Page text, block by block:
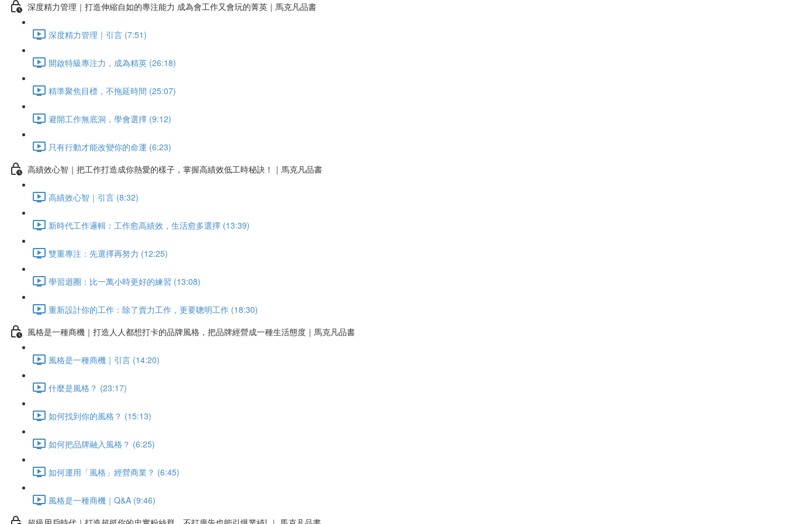
深度精力管理｜打造伸縮自如的專注能力 成為會工作又會玩的菁英｜馬克凡品書
深度精力管理｜引言 (7:51)
開啟特級專注力，成為精英 (26:18)
精準聚焦目標，不拖延時間 (25:07)
避開工作無底洞，學會選擇 (9:12)
只有行動才能改變你的命運 (6:23)
高績效心智｜把工作打造成你熱愛的樣子，掌握高績效低工時秘訣！｜馬克凡品書
高績效心智｜引言 (8:32)
新時代工作邏輯：工作愈高績效，生活愈多選擇 (13:39)
雙重專注：先選擇再努力 (12:25)
學習迴圈：比一萬小時更好的練習 (13:08)
重新設計你的工作：除了賣力工作，更要聰明工作 (18:30)
風格是一種商機｜打造人人都想打卡的品牌風格，把品牌經營成一種生活態度｜馬克凡品書
風格是一種商機｜引言 (14:20)
什麼是風格？ (23:17)
如何找到你的風格？ (15:13)
如何把品牌融入風格？ (6:25)
如何運用「風格」經營商業？ (6:45)
風格是一種商機｜Q&A (9:46)